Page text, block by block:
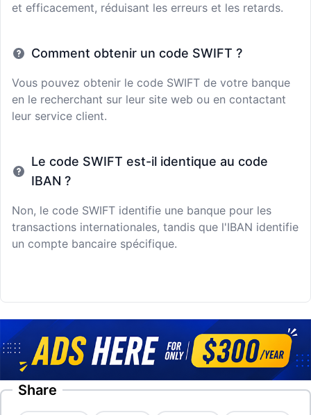
et efficacement, réduisant les erreurs et les retards.
Comment obtenir un code SWIFT ?
Vous pouvez obtenir le code SWIFT de votre banque
en le recherchant sur leur site web ou en contactant
leur service client.
Le code SWIFT est-il identique au code
IBAN ?
Non, le code SWIFT identifie une banque pour les
transactions internationales, tandis que l'IBAN identifie
un compte bancaire spécifique.
Share